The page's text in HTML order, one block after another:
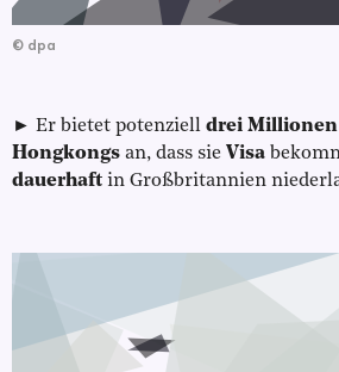
© dpa
► Er bietet potenziell drei
Hongkongs an, dass sie Visa
dauerhaft in Großbritannien